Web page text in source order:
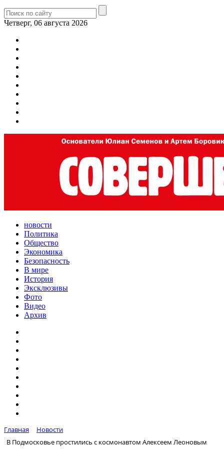
Четверг, 06 августа 2026
новости
Политика
Общество
Экономика
Безопасность
В мире
История
Эксклюзивы
Фото
Видео
Архив
Главная
Новости
В Подмосковье простились с космонавтом Алексеем Леоновым